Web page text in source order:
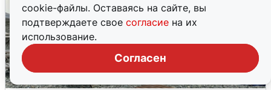
cookie-файлы. Оставаясь на сайте, вы
подтверждаете свое согласие на их
использование.
Согласен